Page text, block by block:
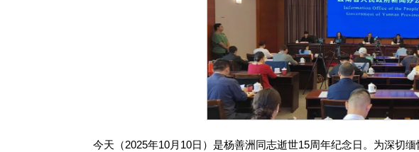
今天（2025年10月10日）是杨善洲同志逝世15周年纪念日。为深切